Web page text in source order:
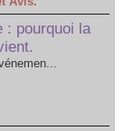
: pourquoi la